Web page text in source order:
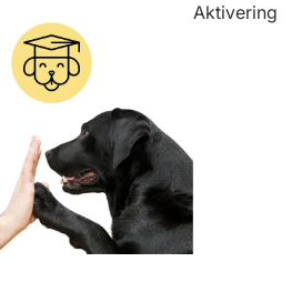
Aktivering